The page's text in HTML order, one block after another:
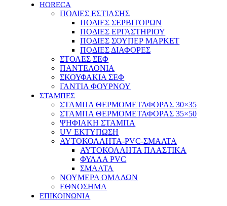
HORECA
ΠΟΔΙΕΣ ΕΣΤΙΑΣΗΣ
ΠΟΔΙΕΣ ΣΕΡΒΙΤΟΡΩΝ
ΠΟΔΙΕΣ ΕΡΓΑΣΤΗΡΙΟΥ
ΠΟΔΙΕΣ ΣΟΥΠΕΡ ΜΑΡΚΕΤ
ΠΟΔΙΕΣ ΔΙΑΦΟΡΕΣ
ΣΤΟΛΕΣ ΣΕΦ
ΠΑΝΤΕΛΟΝΙΑ
ΣΚΟΥΦΑΚΙΑ ΣΕΦ
ΓΑΝΤΙΑ ΦΟΥΡΝΟΥ
ΣΤΑΜΠΕΣ
ΣΤΑΜΠΑ ΘΕΡΜΟΜΕΤΑΦΟΡΑΣ 30×35
ΣΤΑΜΠΑ ΘΕΡΜΟΜΕΤΑΦΟΡΑΣ 35×50
ΨΗΦΙΑΚΗ ΣΤΑΜΠΑ
UV ΕΚΤΥΠΩΣΗ
ΑΥΤΟΚΟΛΛΗΤΑ-PVC-ΣΜΑΛΤΑ
ΑΥΤΟΚΟΛΛΗΤΑ ΠΛΑΣΤΙΚΑ
ΦΥΛΛΑ PVC
ΣΜΑΛΤΑ
ΝΟΥΜΕΡΑ ΟΜΑΔΩΝ
ΕΘΝΟΣΗΜΑ
ΕΠΙΚΟΙΝΩΝΙΑ